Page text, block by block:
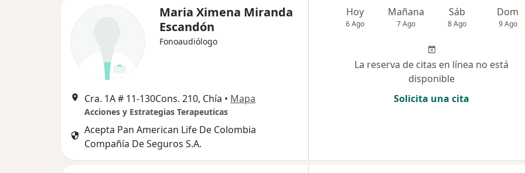
Maria Ximena Miranda
Escandón
Fonoaudiólogo
Cra. 1A # 11-130Cons. 210, Chía • Mapa
Acciones y Estrategias Terapeuticas
Acepta Pan American Life De Colombia
Compañía De Seguros S.A.
Hoy
6 Ago
Mañana
7 Ago
Sáb
8 Ago
Dom
9 Ago
La reserva de citas en línea no está
disponible
Solicita una cita